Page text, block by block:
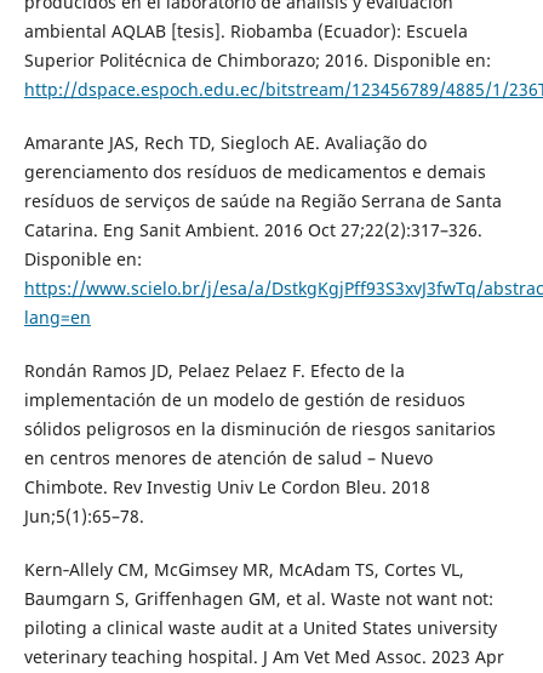
ambiental AQLAB [tesis]. Riobamba (Ecuador): Escuela
Superior Politécnica de Chimborazo; 2016. Disponible en:
http://dspace.espoch.edu.ec/bitstream/123456789/4885/1/
Amarante JAS, Rech TD, Siegloch AE. Avaliação do
gerenciamento dos resíduos de medicamentos e demais
resíduos de serviços de saúde na Região Serrana de Santa
Catarina. Eng Sanit Ambient. 2016 Oct 27;22(2):317–326.
Disponible en:
https://www.scielo.br/j/esa/a/DstkgKgjPff93S3xvJ3fwTq/
lang=en
Rondán Ramos JD, Pelaez Pelaez F. Efecto de la
implementación de un modelo de gestión de residuos
sólidos peligrosos en la disminución de riesgos sanitarios
en centros menores de atención de salud – Nuevo
Chimbote. Rev Investig Univ Le Cordon Bleu. 2018
Jun;5(1):65–78.
Kern‑Allely CM, McGimsey MR, McAdam TS, Cortes VL,
Baumgarn S, Griffenhagen GM, et al. Waste not want not:
piloting a clinical waste audit at a United States university
veterinary teaching hospital. J Am Vet Med Assoc. 2023 Apr